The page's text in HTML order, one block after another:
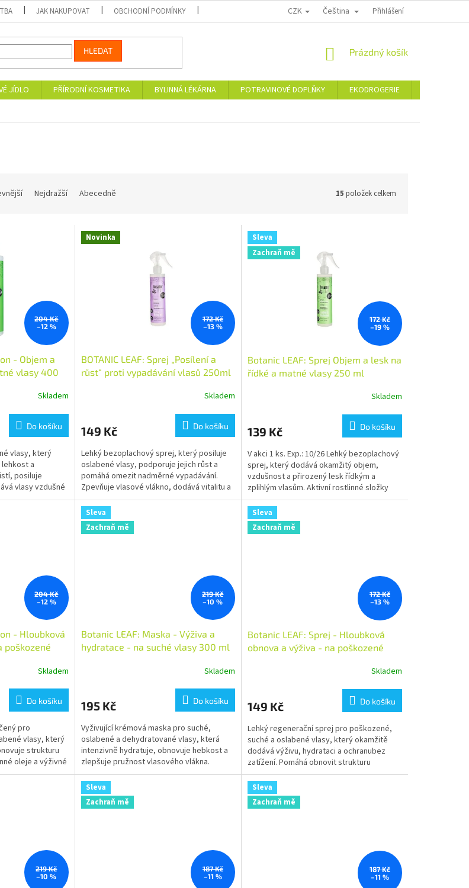
JAK NAKUPOVAT OBCHODNÍ PODMÍNKY PODMÍNKY OCHRANY OSOBNÍCH ÚDAJŮ MOJE OBJEDNÁVKA
CZK Čeština Přihlášení
HLEDAT
NÁKUPNÍ
Prázdný košík
JÍDLO PŘÍRODNÍ KOSMETIKA BYLINNÁ LÉKÁRNA POTRAVINOVÉ DOPLŇKY EKODROGERIE
Nejdražší Abecedně 15 položek celkem
204 Kč
–12 %
- Objem a
vlasy 400
Skladem
Do košíku
vlasy, který
a
posiluje
vlasy vzdušné
Novinka
172 Kč
–13 %
BOTANIC LEAF: Sprej „Posílení a
růst“ proti vypadávání vlasů 250ml
Skladem
149 Kč Do košíku
Lehký bezoplachový sprej, který posiluje
oslabené vlasy, podporuje jejich růst a
pomáhá omezit nadměrné vypadávání.
Zpevňuje vlasové vlákno, dodává vitalitu a
zanechává vlasy...
Sleva
Zachraň mě
172 Kč
–19 %
Botanic LEAF: Sprej Objem a lesk na
řídké a matné vlasy 250 ml
Skladem
139 Kč Do košíku
V akci 1 ks. Exp.: 10/26 Lehký bezoplachový
sprej, který dodává okamžitý objem,
vzdušnost a přirozený lesk řídkým a
zplihlým vlasům. Aktivní rostlinné složky
zpevňují vlasové...
204 Kč
–12 %
- Hloubková
poškozené
Skladem
Do košíku
pro
vlasy, který
strukturu
oleje a výživné
Sleva
Zachraň mě
219 Kč
–10 %
Botanic LEAF: Maska - Výživa a
hydratace - na suché vlasy 300 ml
Skladem
195 Kč Do košíku
Vyživující krémová maska pro suché,
oslabené a dehydratované vlasy, která
intenzivně hydratuje, obnovuje hebkost a
zlepšuje pružnost vlasového vlákna.
Rostlinné složky dodávají...
Sleva
Zachraň mě
172 Kč
–13 %
Botanic LEAF: Sprej - Hloubková
obnova a výživa - na poškozené
Skladem
149 Kč Do košíku
Lehký regenerační sprej pro poškozené,
suché a oslabené vlasy, který okamžitě
dodává výživu, hydrataci a ochranubez
zatížení. Pomáhá obnovit strukturu
vlasového vlákna, zlepšuje...
219 Kč
–10 %
Sleva
Zachraň mě
187 Kč
–11 %
Sleva
Zachraň mě
187 Kč
–11 %